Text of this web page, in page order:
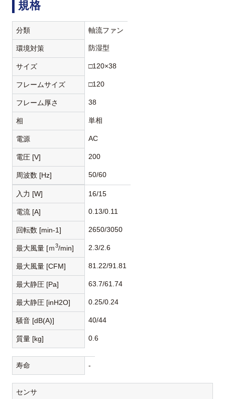
規格
分類 軸流ファン
環境対策 防湿型
サイズ □120×38
フレームサイズ □120
フレーム厚さ 38
相 単相
電源 AC
電圧 [V] 200
周波数 [Hz] 50/60
入力 [W] 16/15
電流 [A] 0.13/0.11
回転数 [min-1] 2650/3050
最大風量 [ｍ3/min] 2.3/2.6
最大風量 [CFM] 81.22/91.81
最大静圧 [Pa] 63.7/61.74
最大静圧 [inH2O] 0.25/0.24
騒音 [dB(A)] 40/44
質量 [kg] 0.6
寿命 -
センサ